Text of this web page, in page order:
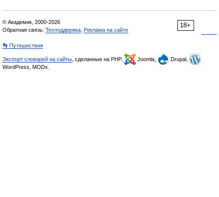
18+
© Академик, 2000-2026
Обратная связь: Техподдержка Реклама на сайте
👣 Путешествия
Экспорт словарей на сайты , сделанные на PHP, Joomla,
Drupal,
WordPress, MODx.